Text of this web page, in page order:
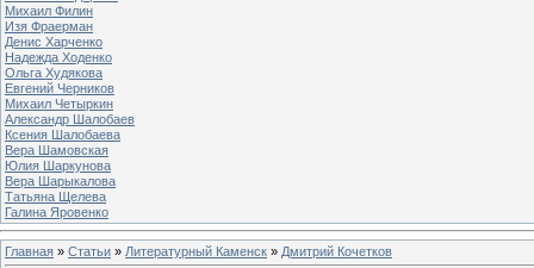
Михаил Филин
Изя Фраерман
Денис Харченко
Надежда Ходенко
Ольга Худякова
Евгений Черников
Михаил Четыркин
Александр Шалобаев
Ксения Шалобаева
Вера Шамовская
Юлия Шаркунова
Вера Шарыкалова
Татьяна Щелева
Галина Яровенко
Главная » Статьи » Литературный Каменск » Дмитрий Кочетков